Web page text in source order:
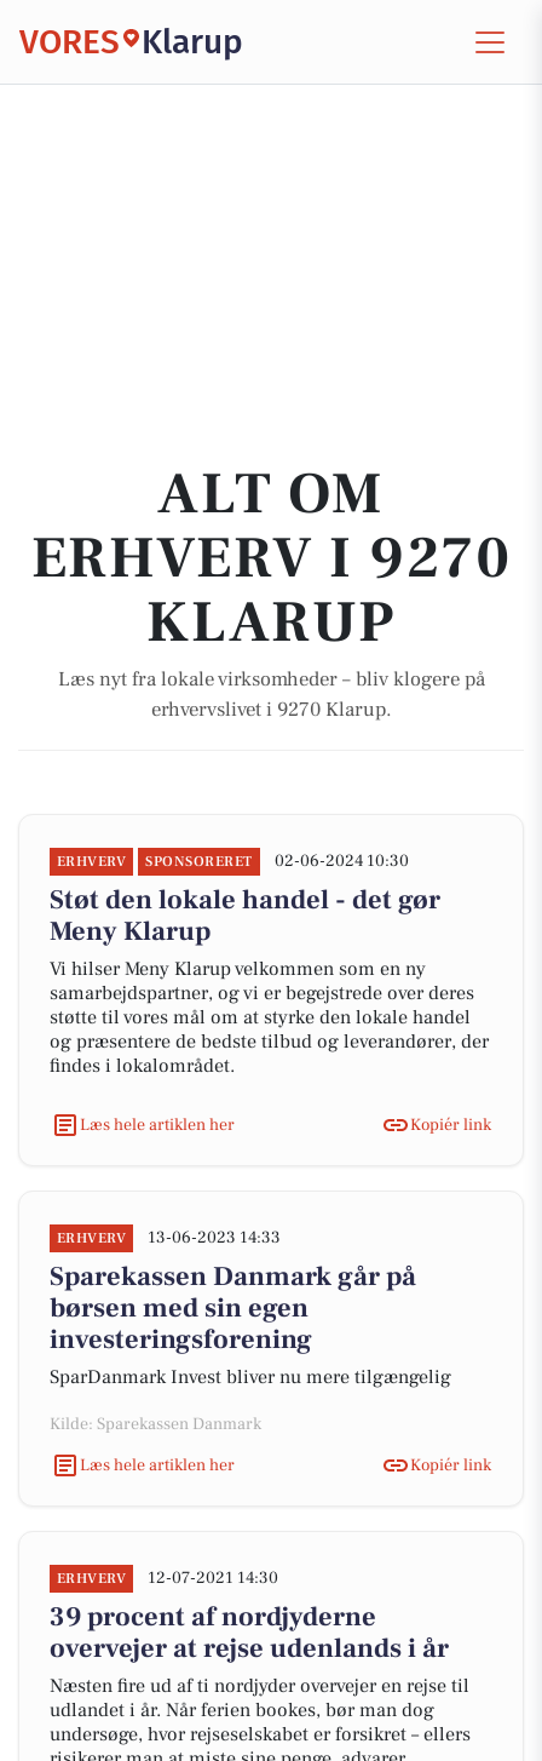
VORES Klarup
ALT OM
ERHVERV I 9270
KLARUP
Læs nyt fra lokale virksomheder – bliv klogere på
erhvervslivet i 9270 Klarup.
ERHVERV SPONSORERET 02-06-2024 10:30
Støt den lokale handel - det gør
Meny Klarup
Vi hilser Meny Klarup velkommen som en ny
samarbejdspartner, og vi er begejstrede over deres
støtte til vores mål om at styrke den lokale handel
og præsentere de bedste tilbud og leverandører, der
findes i lokalområdet.
Læs hele artiklen her Kopiér link
ERHVERV 13-06-2023 14:33
Sparekassen Danmark går på
børsen med sin egen
investeringsforening
SparDanmark Invest bliver nu mere tilgængelig
Kilde: Sparekassen Danmark
Læs hele artiklen her
Kopiér link
ERHVERV 12-07-2021 14:30
39 procent af nordjyderne
overvejer at rejse udenlands i år
Næsten fire ud af ti nordjyder overvejer en rejse til
udlandet i år. Når ferien bookes, bør man dog
undersøge, hvor rejseselskabet er forsikret – ellers